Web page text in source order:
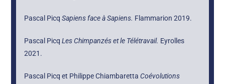
Pascal PicqSapiens face à Sapiens. Flammarion 2019.
Pascal PicqLes Chimpanzés et le Télétravail. Eyrolles
2021.
Pascal Picq et Philippe ChiambarettaCoévolutions